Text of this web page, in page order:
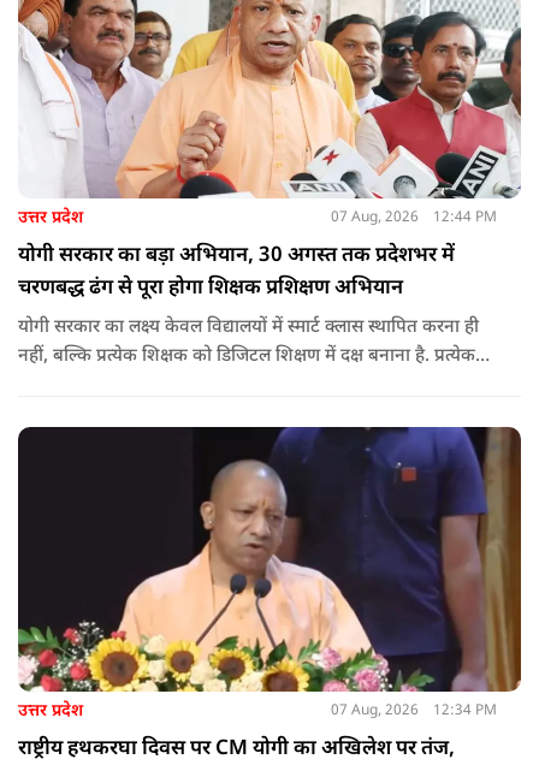
उत्तर प्रदेश 07 Aug, 2026 12:44 PM
योगी सरकार का बड़ा अभियान, 30 अगस्त तक प्रदेशभर में
चरणबद्ध ढंग से पूरा होगा शिक्षक प्रशिक्षण अभियान
योगी सरकार का लक्ष्य केवल विद्यालयों में स्मार्ट क्लास स्थापित करना ही
नहीं, बल्कि प्रत्येक शिक्षक को डिजिटल शिक्षण में दक्ष बनाना है. प्रत्येक
उत्तर प्रदेश 07 Aug, 2026 12:34 PM
राष्ट्रीय हथकरघा दिवस पर CM योगी का अखिलेश पर तंज,